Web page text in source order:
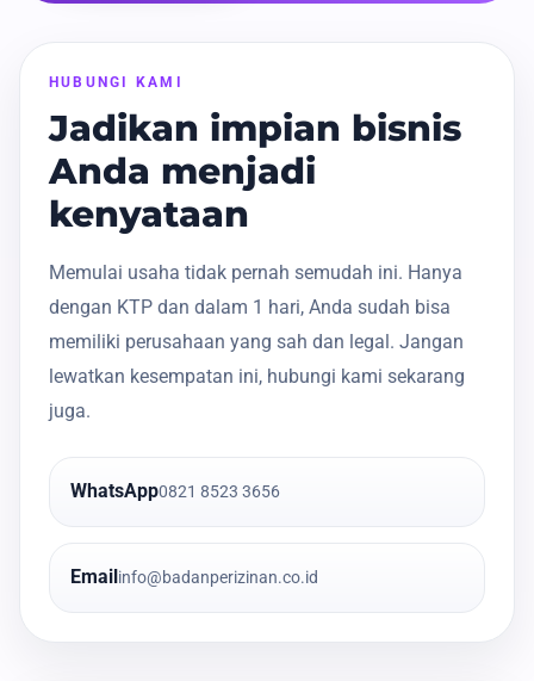
HUBUNGI KAMI
Jadikan impian bisnis
Anda menjadi
kenyataan
Memulai usaha tidak pernah semudah ini. Hanya
dengan KTP dan dalam 1 hari, Anda sudah bisa
memiliki perusahaan yang sah dan legal. Jangan
lewatkan kesempatan ini, hubungi kami sekarang
juga.
WhatsApp0821 8523 3656
Email info@badanperizinan.co.id